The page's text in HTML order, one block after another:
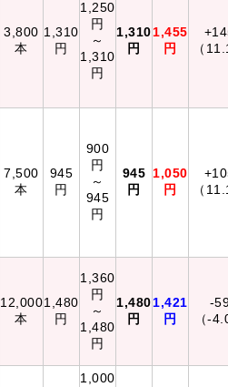
3,800
本
1,310
円
1,250
円
～
1,310
円
1,310
円
1,455
円
（
7,500
本
945
円
900
円
～
945
円
945
円
1,050
円
（
12,000
本
1,480
円
1,360
円
～
1,480
円
1,480
円
1,421
円
-
（-
1,000